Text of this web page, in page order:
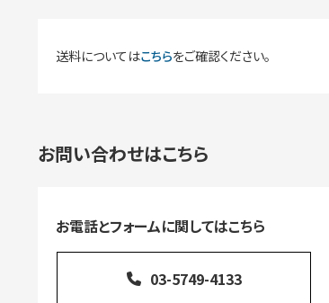
送料についてはこちらをご確認ください。
お問い合わせはこちら
お電話とフォームに関してはこちら
03-5749-4133